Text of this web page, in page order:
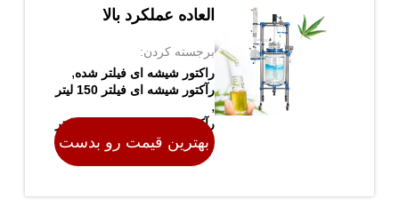
العاده عملکرد بالا
برجسته کردن:
راکتور شیشه ای فیلتر شده
رآکتور شیشه ای فیلتر 150 لیتر
رآکتور شیشه ای فیلتر 150 لیتر
محل منبع چین
بهترین قیمت رو بدست